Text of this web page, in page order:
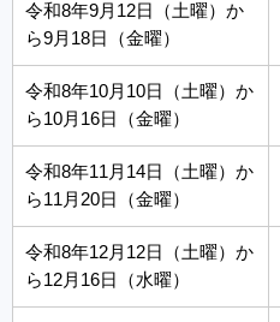
令和8年9月12日（土曜）か
ら9月18日（金曜）
令和8年10月10日（土曜）か
ら10月16日（金曜）
令和8年11月14日（土曜）か
ら11月20日（金曜）
令和8年12月12日（土曜）か
ら12月16日（水曜）